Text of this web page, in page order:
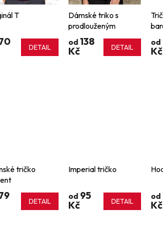
T
DETAIL
Dámské triko s
prodlouženým
ramenem
od 138
Kč
DETAIL
od
Kč
tričko
DETAIL
Imperial tričko
od 95
Kč
DETAIL
od
Kč